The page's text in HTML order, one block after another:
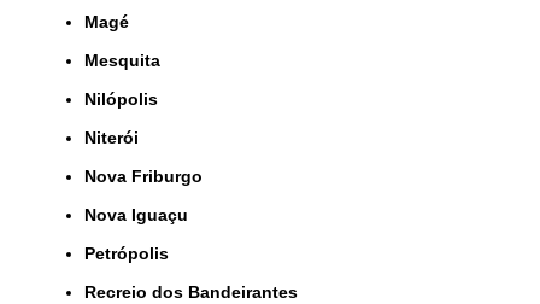
Magé
Mesquita
Nilópolis
Niterói
Nova Friburgo
Nova Iguaçu
Petrópolis
Recreio dos Bandeirantes